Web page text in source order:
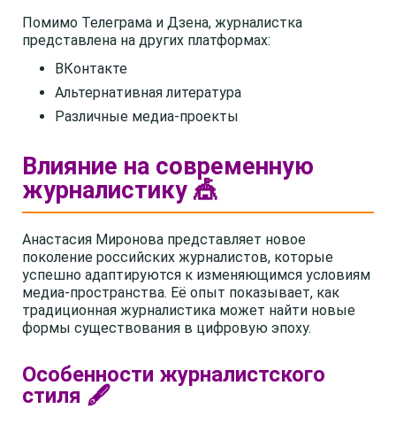
Помимо Телеграма и Дзена, журналистка
представлена на других платформах:
ВКонтакте
Альтернативная литература
Различные медиа-проекты
Влияние на современную
журналистику 🎪
Анастасия Миронова представляет новое
поколение российских журналистов, которые
успешно адаптируются к изменяющимся условиям
медиа-пространства. Её опыт показывает, как
традиционная журналистика может найти новые
формы существования в цифровую эпоху.
Особенности журналистского
стиля 🖋️